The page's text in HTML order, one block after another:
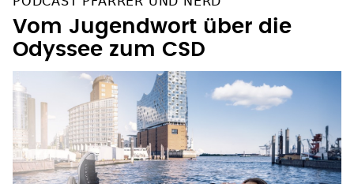
Vom Jugendwort über die
Odyssee zum CSD